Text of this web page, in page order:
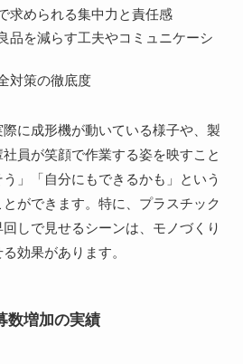
求められる集中力と責任感
品を減らす工夫やコミュニケーシ
対策の徹底度
に成形機が動いている様子や、製
員が笑顔で作業する姿を映すこと
」「自分にもできるかも」という
ができます。特に、プラスチック
しで見せるシーンは、モノづくり
効果があります。
数増加の実績